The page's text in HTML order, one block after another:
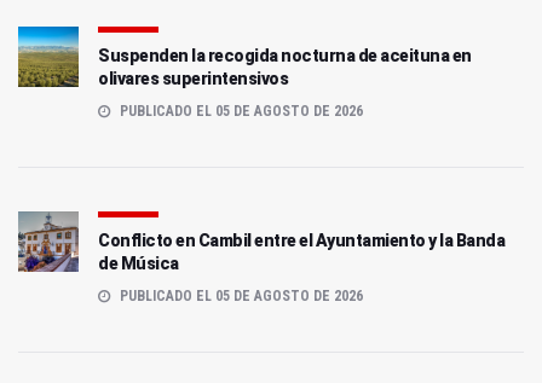
Suspenden la recogida nocturna de aceituna en
olivares superintensivos
PUBLICADO EL 05 DE AGOSTO DE 2026
Conflicto en Cambil entre el Ayuntamiento y la Banda
de Música
PUBLICADO EL 05 DE AGOSTO DE 2026